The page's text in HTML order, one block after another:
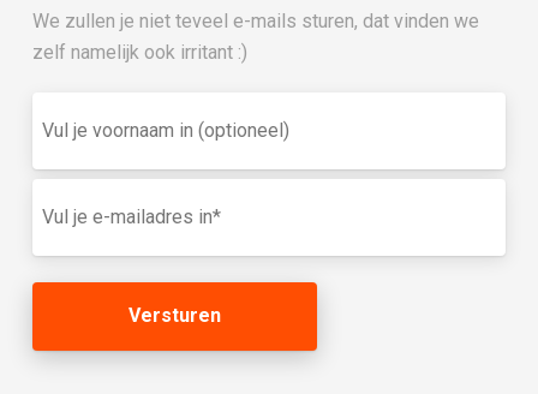
We zullen je niet teveel e-mails sturen, dat vinden we
zelf namelijk ook irritant :)
je
in
(optioneel)
mailadres